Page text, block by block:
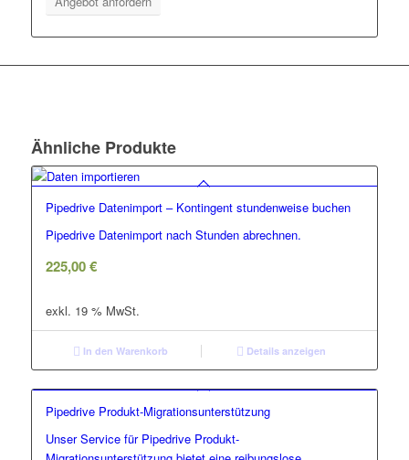
Ähnliche Produkte
Pipedrive Datenimport – Kontingent stundenweise buchen
Pipedrive Datenimport nach Stunden abrechnen.
225,00€
exkl. 19 % MwSt.
In den Warenkorb Details anzeigen
Pipedrive Produkt-Migrationsunterstützung
Unser Service für Pipedrive Produkt-